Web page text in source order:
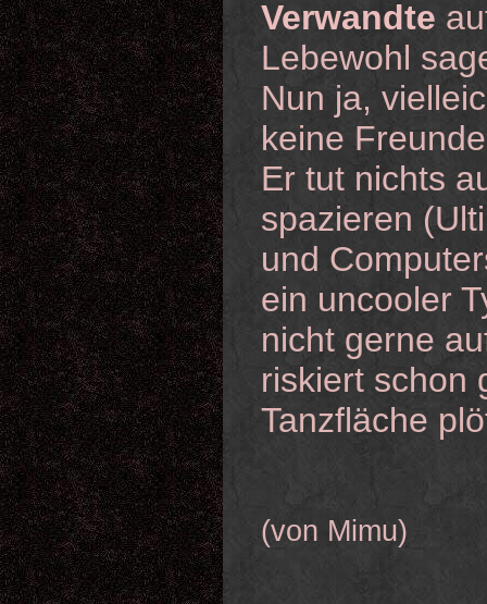
Verwandte
Lebewohl
Nun ja,
keine
Er tut nichts
spazieren
und
ein uncooler
nicht gerne
riskiert schon
Tanzfläche
(von Mimu)